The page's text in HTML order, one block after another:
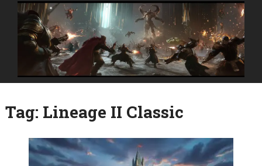
Tag: Lineage II Classic